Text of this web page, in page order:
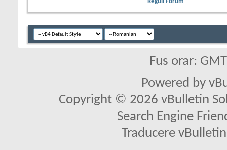
Fus orar:
Powered by
Copyright © 2026 vBulletin
Search Engine
Traducere